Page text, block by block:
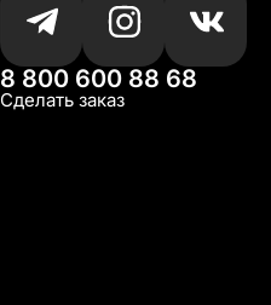
8 800 600 88 68
Сделать заказ